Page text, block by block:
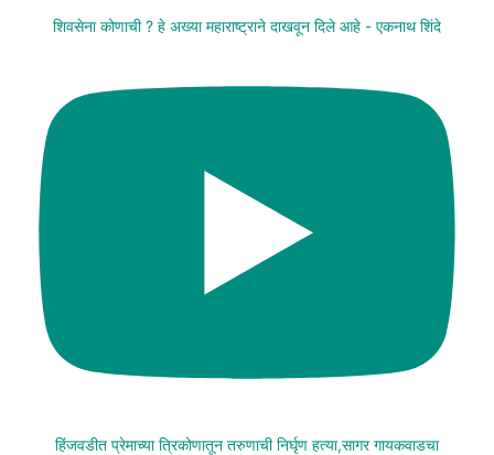
शिवसेना कोणाची ? हे अख्या महाराष्ट्राने दाखवून दिले आहे - एकनाथ शिंदे
हिंजवडीत प्रेमाच्या त्रिकोणातून तरुणाची निर्घृण हत्या,सागर गायकवाडचा